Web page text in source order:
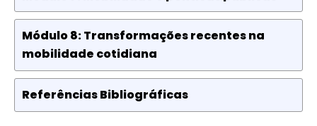
Módulo 8: Transformações recentes na
mobilidade cotidiana
Referências Bibliográficas